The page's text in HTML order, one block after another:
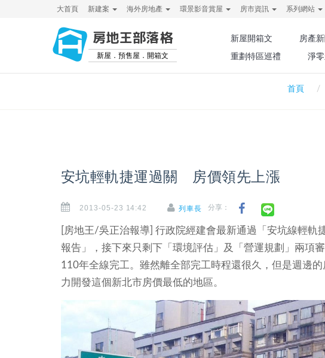
大首頁 新建案 海外房地產 環景影音賞屋 房市資訊 系列網站
房地王部落格
新屋．預售屋．開箱文
新屋開箱文 房產
重劃特區巡禮
淨
首頁
安坑輕軌捷運過關 房價領先上漲
2013-05-23 14:42 列車長 分享：
[房地王/吳正治報導] 行政院經建會最新通過「安坑線輕軌
報告」，接下來只剩下「環境評估」及「營運規劃」兩項
110年全線完工。雖然離全部完工時程還很久，但是週邊
力開發這個新北市房價最低的地區。